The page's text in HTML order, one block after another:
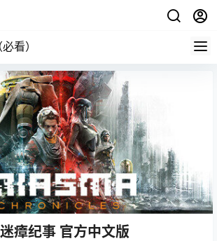
看）
迷瘴纪事 官方中文版